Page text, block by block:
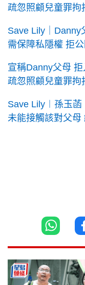
疏忽照顧兒童罪拘
Save Lily｜Danny
需保障私隱權 拒
宣稱Danny父母
疏忽照顧兒童罪拘
Save Lily︱孫玉
未能接觸該對父母